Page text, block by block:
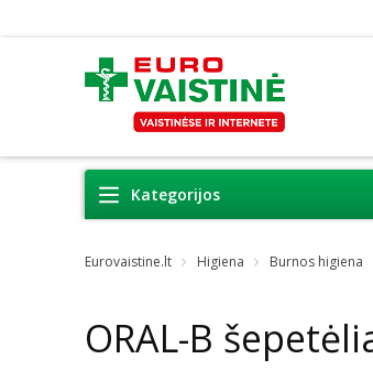
Kategorijos
Eurovaistine.lt Higiena Burnos higiena
ORAL-B